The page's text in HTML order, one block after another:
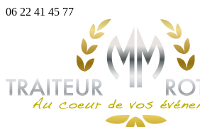
06 22 41 45 77